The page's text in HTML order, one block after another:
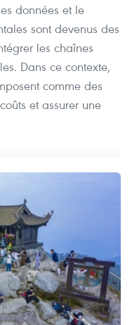
données et le
sont devenus des
les chaînes
Dans ce contexte,
comme des
et assurer une